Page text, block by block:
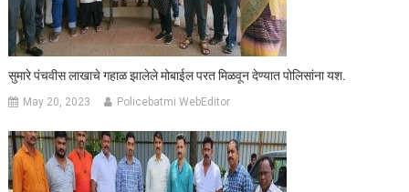
सुमारे पंचवीस लाखाचे गहाळ झालेले मोबाईल परत मिळवून देण्यात पोलिसांना यश.
May 20, 2023 Policebatmi WebEditor